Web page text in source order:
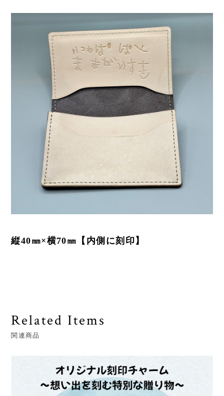
縦40㎜×横70㎜【内側に刻印】
Related Items
関連商品